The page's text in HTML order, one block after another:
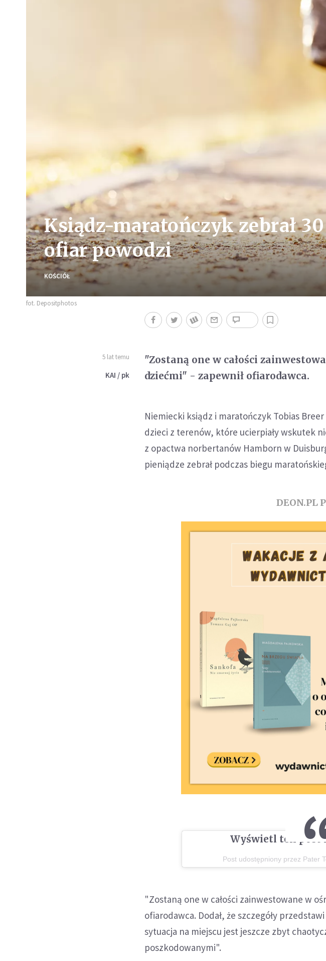
Ksiądz-maratończyk zebrał
ofiar powodzi
KOŚCIÓŁ
fot. Depositphotos
5 lat temu
KAI / pk
"Zostaną one w całości
dziećmi" - zapewnił ofiarodawca.
Niemiecki ksiądz i maratończyk Tobias
dzieci z terenów, które ucierpiały wskutek
z opactwa norbertanów Hamborn w
pieniądze zebrał podczas biegu
DEON.PL
Wyświetl ten post
Post udostępniony przez Pater
"Zostaną one w całości zainwestowane w
ofiarodawca. Dodał, że szczegóły
sytuacja na miejscu jest jeszcze zbyt
poszkodowanymi".